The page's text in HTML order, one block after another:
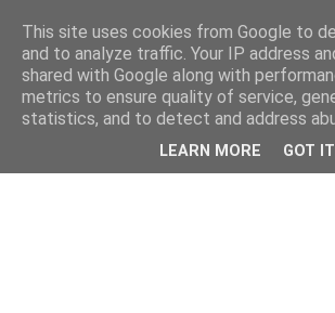
This site uses cookies from Google to
and to analyze traffic. Your IP address
shared with Google along with
metrics to ensure quality of service,
statistics, and to detect and address
LEARN MORE GOT IT